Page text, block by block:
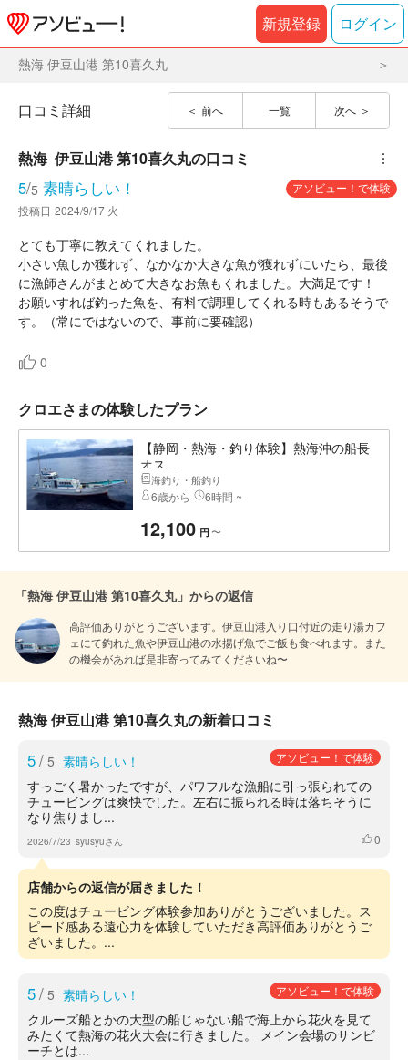
新規登録 ログイン
熱海 伊豆山港 第10喜久丸
前へ 一覧 次へ
口コミ詳細
熱海  伊豆山港 第10喜久丸の口コミ ︙
5/5 素晴らしい！
アソビュー！で体験
投稿日 2024/9/17 火
とても丁寧に教えてくれました。
小さい魚しか獲れず、なかなか大きな魚が獲れずにいたら、最後
に漁師さんがまとめて大きなお魚もくれました。大満足です！
お願いすれば釣った魚を、有料で調理してくれる時もあるそうで
す。（常にではないので、事前に要確認）
0
クロエさまの体験したプラン
【静岡・熱海・釣り体験】熱海沖の船長
オス...
海釣り・船釣り
6歳から 6時間 ~
12,100 円 〜
「熱海 伊豆山港 第10喜久丸」からの返信
高評価ありがとうございます。伊豆山港入り口付近の走り湯カフ
ェにて釣れた魚や伊豆山港の水揚げ魚でご飯も食べれます。また
の機会があれば是非寄ってみてくださいね〜
熱海 伊豆山港 第10喜久丸の新着口コミ
5/ 5 素晴らしい！ アソビュー！で体験
すっごく暑かったですが、パワフルな漁船に引っ張られての
チュービングは爽快でした。左右に振られる時は落ちそうに
なり焦りまし...
2026/7/23 syusyuさん いいね
0
店舗からの返信が届きました！
この度はチュービング体験参加ありがとうございました。ス
ピード感ある遠心力を体験していただき高評価ありがとうご
ざいました。...
5/ 5 素晴らしい！ アソビュー！で体験
クルーズ船とかの大型の船じゃない船で海上から花火を見て
みたくて熱海の花火大会に行きました。 メイン会場のサンビ
ーチとは...